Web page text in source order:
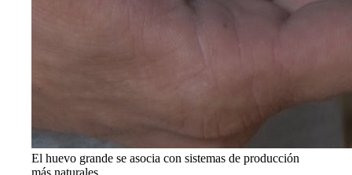
El huevo grande se asocia con sistemas de producción
más naturales